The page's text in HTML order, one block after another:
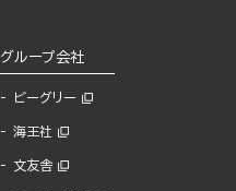
グループ会社
ビーグリー
海王社
文友舎